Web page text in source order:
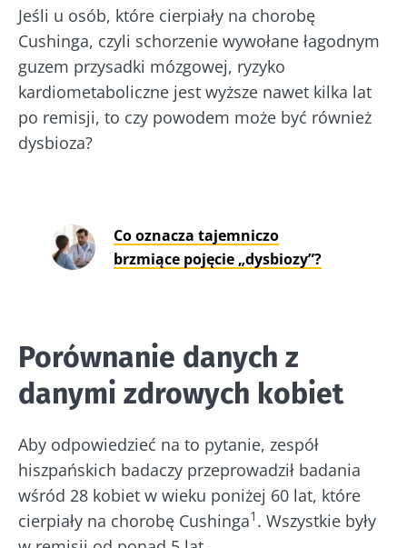
Jeśli u osób, które cierpiały na chorobę
Cushinga, czyli schorzenie wywołane łagodnym
guzem przysadki mózgowej, ryzyko
kardiometaboliczne jest wyższe nawet kilka lat
po remisji, to czy powodem może być również
dysbioza?
Co oznacza tajemniczo
brzmiące pojęcie „dysbiozy”?
Porównanie danych z
danymi zdrowych kobiet
Aby odpowiedzieć na to pytanie, zespół
hiszpańskich badaczy przeprowadził badania
wśród 28 kobiet w wieku poniżej 60 lat, które
cierpiały na chorobę Cushinga1 . Wszystkie były